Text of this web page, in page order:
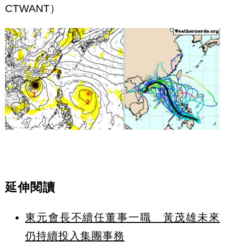
CTWANT）
延伸閱讀
東元會長不續任董事一職 黃茂雄未來
仍持續投入集團事務